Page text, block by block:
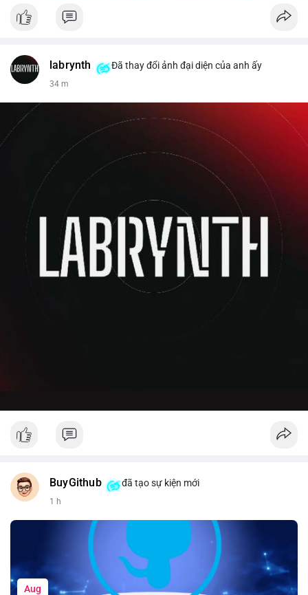
labrynth Đã thay đổi ảnh đại diện của anh ấy
34 m
BuyGithub đã tạo sự kiện mới
1 h
Aug